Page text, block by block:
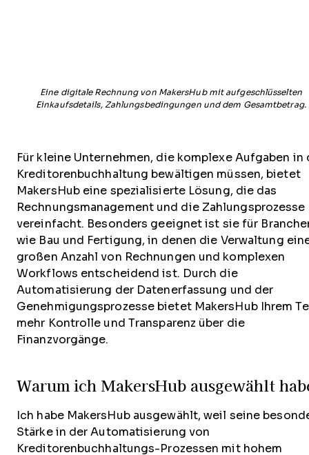
Eine digitale Rechnung von MakersHub mit aufgeschlüsselten
Einkaufsdetails, Zahlungsbedingungen und dem Gesamtbetrag.
Für kleine Unternehmen, die komplexe Aufgaben in
Kreditorenbuchhaltung bewältigen müssen, bietet
MakersHub eine spezialisierte Lösung, die das
Rechnungsmanagement und die Zahlungsprozesse
vereinfacht. Besonders geeignet ist sie für
wie Bau und Fertigung, in denen die Verwaltung
großen Anzahl von Rechnungen und komplexen
Workflows entscheidend ist. Durch die
Automatisierung der Datenerfassung und der
Genehmigungsprozesse bietet MakersHub Ihrem
mehr Kontrolle und Transparenz über die
Finanzvorgänge.
Warum ich MakersHub ausgewählt
Ich habe MakersHub ausgewählt, weil seine
Stärke in der Automatisierung von
Kreditorenbuchhaltungs-Prozessen mit hohem